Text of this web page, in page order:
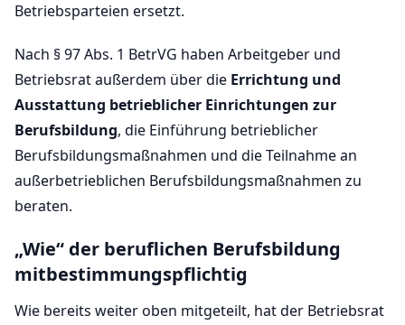
Betriebsparteien ersetzt.
Nach § 97 Abs. 1 BetrVG haben Arbeitgeber und
Betriebsrat außerdem über die Errichtung und
Ausstattung betrieblicher Einrichtungen zur
Berufsbildung, die Einführung betrieblicher
Berufsbildungsmaßnahmen und die Teilnahme an
außerbetrieblichen Berufsbildungsmaßnahmen zu
beraten.
„Wie“ der beruflichen Berufsbildung
mitbestimmungspflichtig
Wie bereits weiter oben mitgeteilt, hat der Betriebsrat